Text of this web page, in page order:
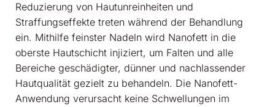
Reduzierung von Hautunreinheiten und
Straffungseffekte treten während der Behandlung
ein. Mithilfe feinster Nadeln wird Nanofett in die
oberste Hautschicht injiziert, um Falten und alle
Bereiche geschädigter, dünner und nachlassender
Hautqualität gezielt zu behandeln. Die Nanofett-
Anwendung verursacht keine Schwellungen im